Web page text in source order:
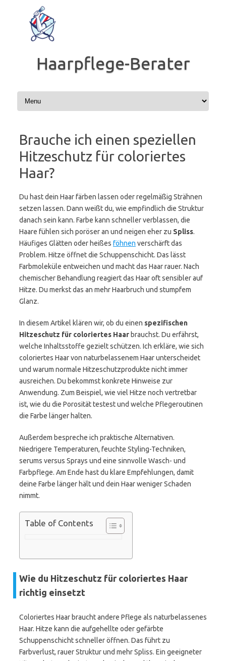
springen
Haarpflege-Berater
Brauche ich einen speziellen
Hitzeschutz für coloriertes
Haar?
Du hast dein Haar färben lassen oder regelmäßig Strähnen
setzen lassen. Dann weißt du, wie empfindlich die Struktur
danach sein kann. Farbe kann schneller verblassen, die
Haare fühlen sich poröser an und neigen eher zu Spliss.
Häufiges Glätten oder heißes föhnen verschärft das
Problem. Hitze öffnet die Schuppenschicht. Das lässt
Farbmoleküle entweichen und macht das Haar rauer. Nach
chemischer Behandlung reagiert das Haar oft sensibler auf
Hitze. Du merkst das an mehr Haarbruch und stumpfem
Glanz.
In diesem Artikel klären wir, ob du einen spezifischen
Hitzeschutz für coloriertes Haar brauchst. Du erfährst,
welche Inhaltsstoffe gezielt schützen. Ich erkläre, wie sich
coloriertes Haar von naturbelassenem Haar unterscheidet
und warum normale Hitzeschutzprodukte nicht immer
ausreichen. Du bekommst konkrete Hinweise zur
Anwendung. Zum Beispiel, wie viel Hitze noch vertretbar
ist, wie du die Porosität testest und welche Pflegeroutinen
die Farbe länger halten.
Außerdem bespreche ich praktische Alternativen.
Niedrigere Temperaturen, feuchte Styling-Techniken,
serums versus Sprays und eine sinnvolle Wasch- und
Farbpflege. Am Ende hast du klare Empfehlungen, damit
deine Farbe länger hält und dein Haar weniger Schaden
nimmt.
Table of Contents
Wie du Hitzeschutz für coloriertes Haar
richtig einsetzt
Coloriertes Haar braucht andere Pflege als naturbelassenes
Haar. Hitze kann die aufgehellte oder gefärbte
Schuppenschicht schneller öffnen. Das führt zu
Farbverlust, rauer Struktur und mehr Spliss. Ein geeigneter